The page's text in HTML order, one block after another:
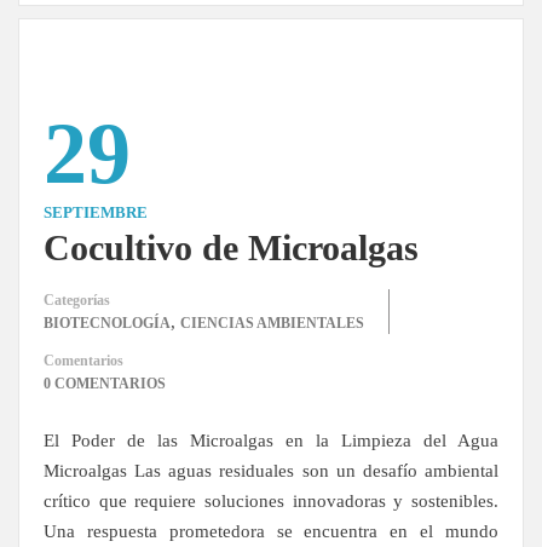
29
SEPTIEMBRE
Cocultivo de Microalgas
Categorías
BIOTECNOLOGÍA, CIENCIAS AMBIENTALES
Comentarios
0 COMENTARIOS
El Poder de las Microalgas en la Limpieza del Agua
Microalgas Las aguas residuales son un desafío ambiental
crítico que requiere soluciones innovadoras y sostenibles.
Una respuesta prometedora se encuentra en el mundo